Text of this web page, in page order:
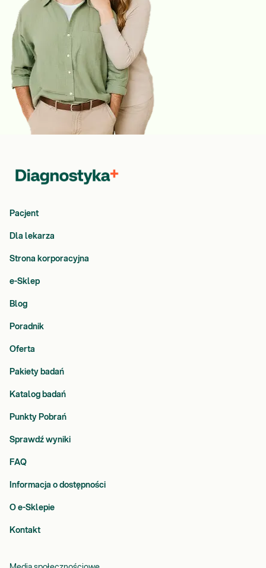
Pacjent
Dla lekarza
Strona korporacyjna
e-Sklep
Blog
Poradnik
Oferta
Pakiety badań
Katalog badań
Punkty Pobrań
Sprawdź wyniki
FAQ
Informacja o dostępności
O e-Sklepie
Kontakt